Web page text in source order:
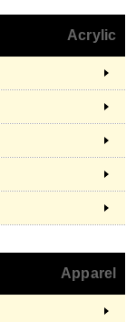
Acrylic
Apparel